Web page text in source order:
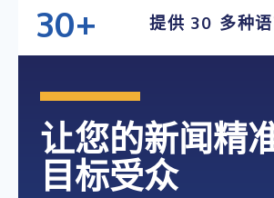
10K+
9K+
140+
120+
30+
29+
28+
27+
26+
提供 30 多种
让您的新闻精
目标受众